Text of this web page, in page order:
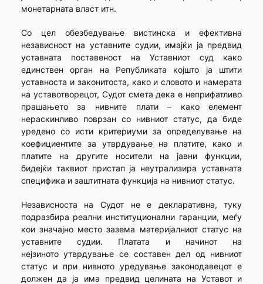
монетарната власт итн.
Со цел обезбедување вистинска и ефективна
независност на уставните судии, имајќи ја предвид
уставната поставеност на Уставниот суд како
единствен орган на Републиката којшто ја штити
уставноста и законитоста, како и словото и намерата
на уставотворецот, Судот смета дека е неприфатливо
прашањето за нивните плати – како елемент
нераскинливо поврзан со нивниот статус, да биде
уредено со исти критериуми за определување на
коефициентите за утврдување на платите, како и
платите на другите носители на јавни функции,
бидејќи таквиот пристап ја неутрализира уставната
специфика и заштитната функција на нивниот статус.
Независноста на Судот не е декларативна, туку
подразбира реални институционални гаранции, меѓу
кои значајно место зазема материјалниот статус на
уставните судии. Платата и начинот на
нејзиното утврдување се составен дел од нивниот
статус и при нивното уредување законодавецот е
должен да ја има предвид целината на Уставот и